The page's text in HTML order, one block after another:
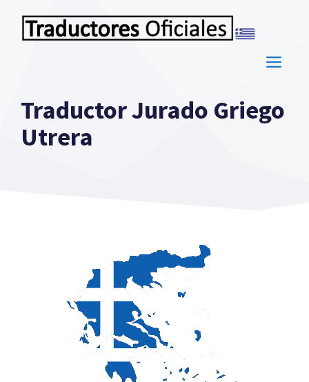
Traductor Jurado Griego
Utrera